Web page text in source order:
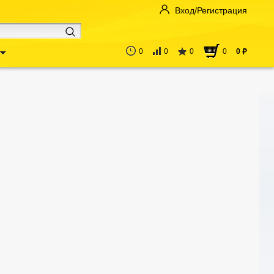
Вход/Регистрация
0 0 0 0 0 руб